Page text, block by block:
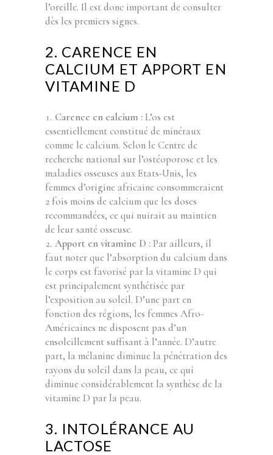
l’oreille. Il est donc important de consulter
dès les premiers signes.
2. CARENCE EN
CALCIUM ET APPORT EN
VITAMINE D
Carence en calcium : L’os est
essentiellement constitué de minéraux
comme le calcium. Selon le Centre de
recherche national sur l’ostéoporose et les
maladies osseuses aux Etats-Unis, les
femmes d’origine africaine consommeraient
2 fois moins de calcium que les doses
recommandées, ce qui nuirait au maintien
de leur santé osseuse.
Apport en vitamine D :Par ailleurs, il
faut noter que l’absorption du calcium dans
le corps est favorisé par la vitamine D qui
est principalement synthétisée par
l’exposition au soleil. D’une part en
fonction des régions, les femmes Afro-
Américaines ne disposent pas d’un
ensoleillement suffisant à l’année. D’autre
part, la mélanine diminue la pénétration des
rayons du soleil dans la peau, ce qui
diminue considérablement la synthèse de la
vitamine D par la peau.
3. INTOLÉRANCE AU
LACTOSE